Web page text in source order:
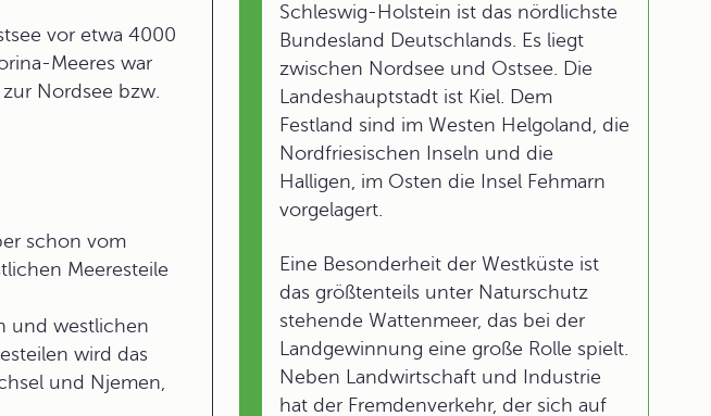
vor etwa 4000
Meeres war
Nordsee bzw.
schon vom
Meeresteile
und westlichen
wird das
und Njemen,
Schleswig-Holstein ist das nördlichste
Bundesland Deutschlands. Es liegt
zwischen Nordsee und Ostsee. Die
Landeshauptstadt ist Kiel. Dem
Festland sind im Westen Helgoland, die
Nordfriesischen Inseln und die
Halligen, im Osten die Insel Fehmarn
vorgelagert.
Eine Besonderheit der Westküste ist
das größtenteils unter Naturschutz
stehende Wattenmeer, das bei der
Landgewinnung eine große Rolle spielt.
Neben Landwirtschaft und Industrie
hat der Fremdenverkehr, der sich auf